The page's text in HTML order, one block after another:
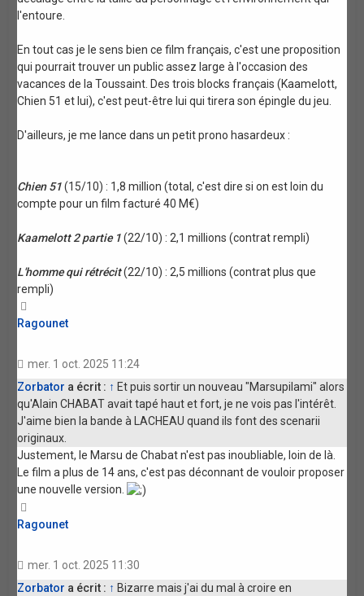
l'entoure.
En tout cas je le sens bien ce film français, c'est une proposition
qui pourrait trouver un public assez large à l'occasion des
vacances de la Toussaint. Des trois blocks français (Kaamelott,
Chien 51 et lui), c'est peut-être lui qui tirera son épingle du jeu.
D'ailleurs, je me lance dans un petit prono hasardeux :
Chien 51(15/10) : 1,8 million (total, c'est dire si on est loin du
compte pour un film facturé 40 M€)
Kaamelott 2 partie 1(22/10) : 2,1 millions (contrat rempli)
L'homme qui rétrécit(22/10) : 2,5 millions (contrat plus que
rempli)
Ragounet
mer. 1 oct. 2025 11:24
Zorbator a écrit : ↑ Et puis sortir un nouveau "Marsupilami" alors
qu'Alain CHABAT avait tapé haut et fort, je ne vois pas l'intérêt.
J'aime bien la bande à LACHEAU quand ils font des scenarii
originaux.
Justement, le Marsu de Chabat n'est pas inoubliable, loin de là.
Le film a plus de 14 ans, c'est pas déconnant de vouloir proposer
une nouvelle version.
Ragounet
mer. 1 oct. 2025 11:30
Zorbator a écrit : ↑ Bizarre mais j'ai du mal à croire en